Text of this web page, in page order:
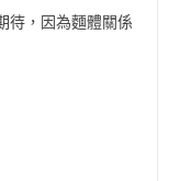
待，因為麵體關係